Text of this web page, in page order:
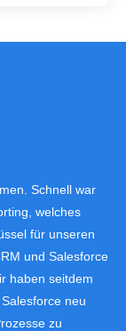
Schnell war
welches
für unseren
und Salesforce
haben seitdem
neu
zu